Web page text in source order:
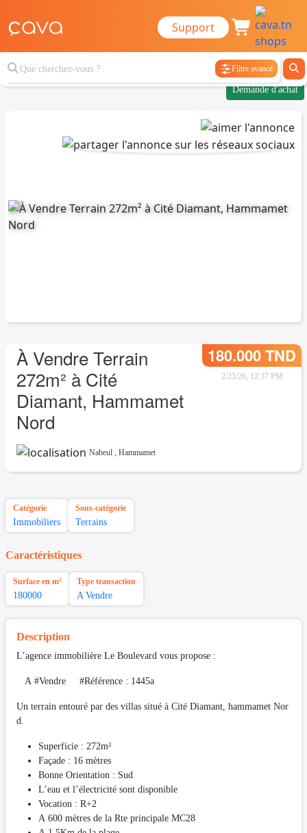
Support
Filtre avancé
Demande d'achat
À Vendre Terrain
272m² à Cité
Diamant, Hammamet
Nord
180.000 TND
2/23/26, 12:37 PM
Nabeul , Hammamet
Catégorie
Immobiliers
Sous-catégorie
Terrains
Caractéristiques
Surface en m²
180000
Type transaction
A Vendre
Description
L’agence immobilière Le Boulevard vous propose :
A #Vendre #Référence : 1445a
Un terrain entouré par des villas situé à Cité Diamant, hammamet Nor
d.
Superficie : 272m²
Façade : 16 mètres
Bonne Orientation : Sud
L’eau et l’électricité sont disponible
Vocation : R+2
A 600 mètres de la Rte principale MC28